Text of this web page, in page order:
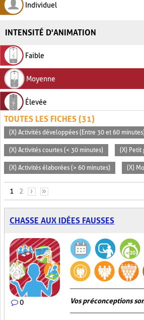
Individuel
INTENSITÉ D'ANIMATION
Faible
Moyenne
Élevée
TOUTES LES FICHES (31)
(X) Activités développées (Entre 30 et 60
(X) Activités courtes (< 30 minutes) (X) Petit
(X) Activités élaborées (> 60 minutes) (X)
PAGES
1 2 › »
CHASSE AUX IDÉES FAUSSES
0 Vos préconceptions